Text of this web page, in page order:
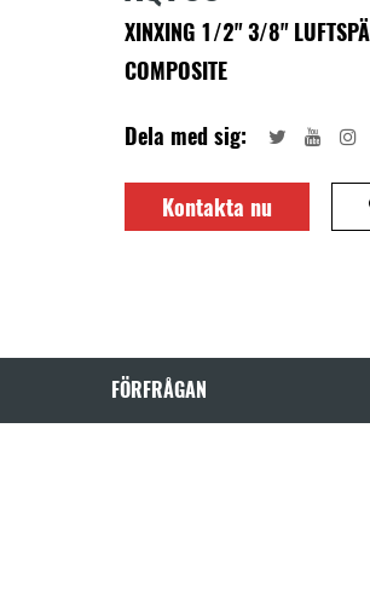
XINXING 1/2" 3/8"
COMPOSITE
Dela med sig:
Kontakta nu
FÖRFRÅGAN